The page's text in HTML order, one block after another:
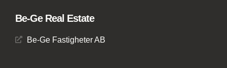
Be-Ge Real Estate
Be-Ge Fastigheter AB